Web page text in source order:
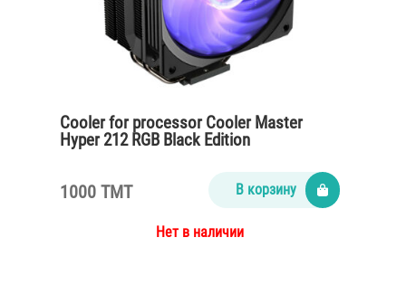
Cooler for processor Cooler Master
Hyper 212 RGB Black Edition
1000 TMT В корзину
Нет в наличии